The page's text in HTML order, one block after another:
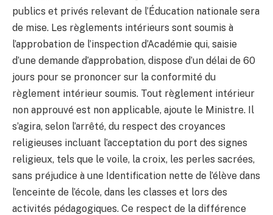
publics et privés relevant de l’Éducation nationale sera
de mise. Les règlements intérieurs sont soumis à
l’approbation de l’inspection d’Académie qui, saisie
d’une demande d’approbation, dispose d’un délai de 60
jours pour se prononcer sur la conformité du
règlement intérieur soumis. Tout règlement intérieur
non approuvé est non applicable, ajoute le Ministre. Il
s’agira, selon l’arrêté, du respect des croyances
religieuses incluant l’acceptation du port des signes
religieux, tels que le voile, la croix, les perles sacrées,
sans préjudice à une Identification nette de l’élève dans
l’enceinte de l’école, dans les classes et lors des
activités pédagogiques. Ce respect de la différence